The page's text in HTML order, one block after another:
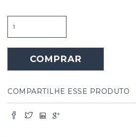
de
Madeira
com
Entalhes
quantidade
COMPRAR
COMPARTILHE ESSE PRODUTO